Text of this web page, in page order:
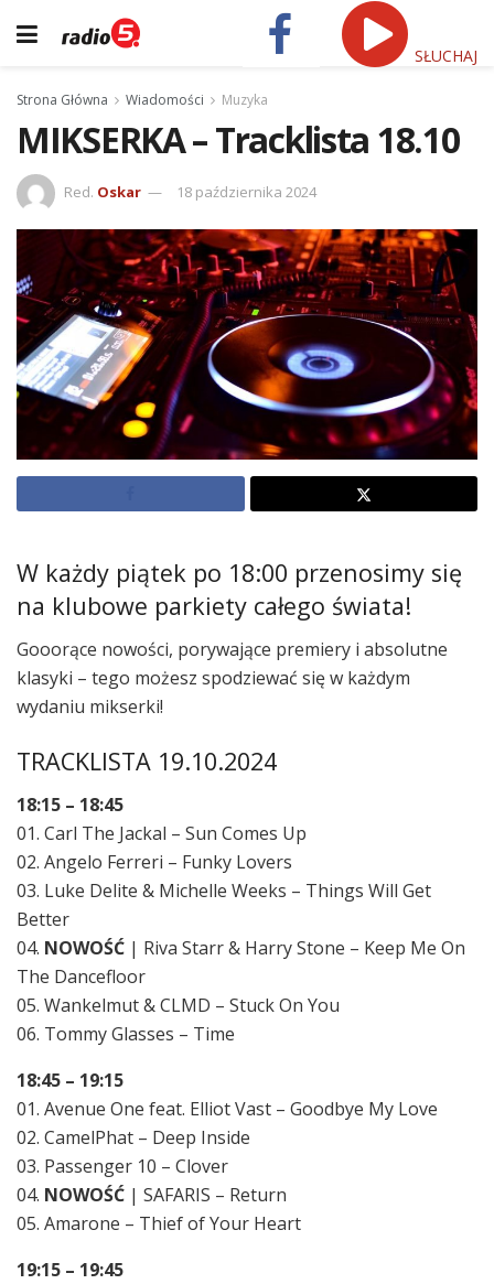
SŁUCHAJ
Strona Główna Wiadomości Muzyka
MIKSERKA – Tracklista 18.10
Red. Oskar 18 października 2024
W każdy piątek po 18:00 przenosimy się
na klubowe parkiety całego świata!
Gooorące nowości, porywające premiery i absolutne
klasyki – tego możesz spodziewać się w każdym
wydaniu mikserki!
TRACKLISTA 19.10.2024
18:15 – 18:45
01. Carl The Jackal – Sun Comes Up
02. Angelo Ferreri – Funky Lovers
03. Luke Delite & Michelle Weeks – Things Will Get
Better
04. NOWOŚĆ | Riva Starr & Harry Stone – Keep Me On
The Dancefloor
05. Wankelmut & CLMD – Stuck On You
06. Tommy Glasses – Time
18:45 – 19:15
01. Avenue One feat. Elliot Vast – Goodbye My Love
02. CamelPhat – Deep Inside
03. Passenger 10 – Clover
04. NOWOŚĆ | SAFARIS – Return
05. Amarone – Thief of Your Heart
19:15 – 19:45